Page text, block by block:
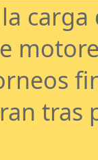
tras